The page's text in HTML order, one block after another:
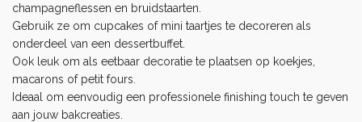
champagneflessen en bruidstaarten.
Gebruik ze om cupcakes of mini taartjes te decoreren als
onderdeel van een dessertbuffet.
Ook leuk om als eetbaar decoratie te plaatsen op koekjes
macarons of petit fours.
Ideaal om eenvoudig een professionele finishing touch te geven
aan jouw bakcreaties.